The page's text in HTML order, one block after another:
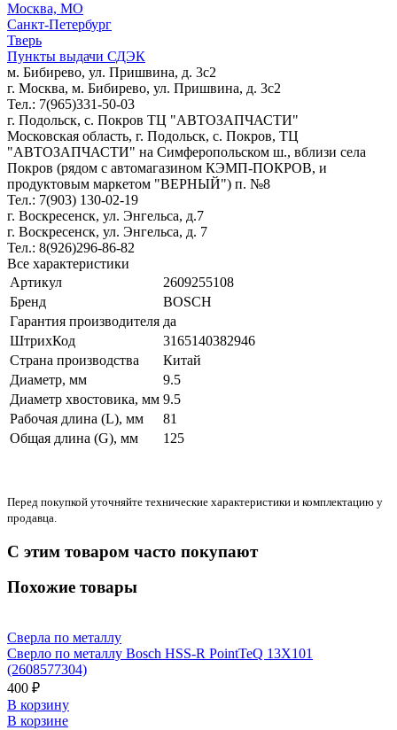
Москва, МО
Санкт-Петербург
Тверь
Пункты выдачи СДЭК
м. Бибирево, ул. Пришвина, д. 3с2
г. Москва, м. Бибирево, ул. Пришвина, д. 3с2
Тел.: 7(965)331-50-03
г. Подольск, c. Покров ТЦ "АВТОЗАПЧАСТИ"
Московская область, г. Подольск, c. Покров, ТЦ
"АВТОЗАПЧАСТИ" на Симферопольском ш., вблизи села
Покров (рядом с автомагазином КЭМП-ПОКРОВ, и
продуктовым маркетом "ВЕРНЫЙ") п. №8
Тел.: 7(903) 130-02-19
г. Воскресенск, ул. Энгельса, д.7
г. Воскресенск, ул. Энгельса, д. 7
Тел.: 8(926)296-86-82
Все характеристики
Артикул
2609255108
Бренд
BOSCH
Гарантия производителя да
ШтрихКод
3165140382946
Страна производства
Китай
Диаметр, мм
9.5
Диаметр хвостовика, мм 9.5
Рабочая длина (L), мм
81
Общая длина (G), мм
125
Перед покупкой уточняйте технические характеристики и комплектацию у
продавца.
С этим товаром часто покупают
Похожие товары
Сверла по металлу
Сверло по металлу Bosch HSS-R PointTeQ 13Х101
(2608577304)
400 ₽
В корзину
В корзине